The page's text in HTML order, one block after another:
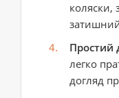
коляски,
Простий
легко
догляд